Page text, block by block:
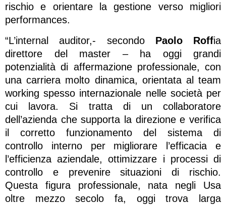
rischio e orientare la gestione verso migliori
performances.
“L’internal auditor,- secondo Paolo Roffia
direttore del master – ha oggi grandi
potenzialità di affermazione professionale, con
una carriera molto dinamica, orientata al team
working spesso internazionale nelle società per
cui lavora. Si tratta di un collaboratore
dell’azienda che supporta la direzione e verifica
il corretto funzionamento del sistema di
controllo interno per migliorare l’efficacia e
l’efficienza aziendale, ottimizzare i processi di
controllo e prevenire situazioni di rischio.
Questa figura professionale, nata negli Usa
oltre mezzo secolo fa, oggi trova larga